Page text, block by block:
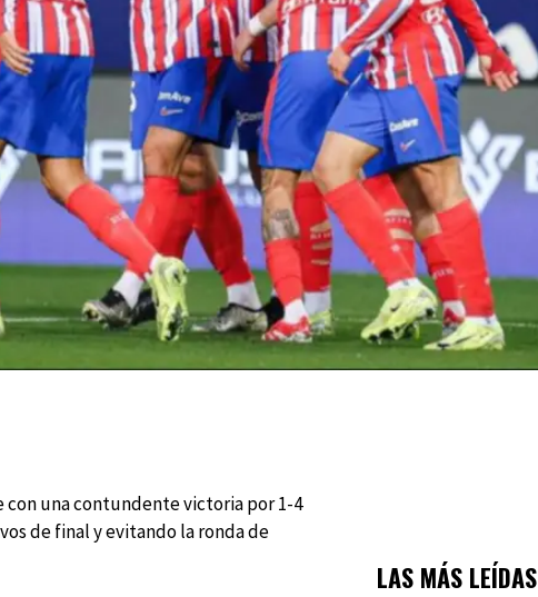
con una contundente victoria por 1-4
de final y evitando la ronda de
LAS MÁS LEÍDAS